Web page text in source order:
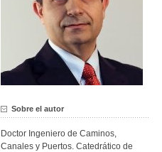
Sobre el autor
Doctor Ingeniero de Caminos,
Canales y Puertos. Catedrático de